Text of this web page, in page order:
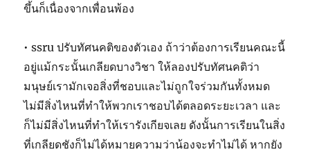
ขึ้นก็เนื่องจากเพื่อนพ้อง
• ssru ปรับทัศนคติของตัวเอง ถ้าว่าต้องการเรียนคณะนี้
อยู่แม้กระนั้นเกลียดบางวิชา ให้ลองปรับทัศนคติว่า
มนุษย์เรามักเจอสิ่งที่ชอบและไม่ถูกใจร่วมกันทั้งหมด
ไม่มีสิ่งไหนที่ทำให้พวกเราชอบได้ตลอดระยะเวลา และ
ก็ไม่มีสิ่งไหนที่ทำให้เรารังเกียจเลย ดังนั้นการเรียนในสิ่ง
ที่เกลียดชังก็ไม่ได้หมายความว่าน้องจะทำไม่ได้ หากยัง